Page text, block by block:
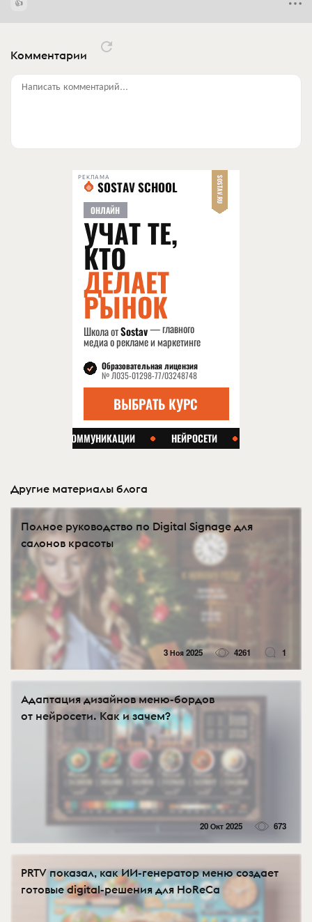
Комментарии
Написать комментарий...
РЕКЛАМА
Другие материалы блога
Полное руководство по Digital Signage для
салонов красоты
3 Ноя 2025 4261 1
Адаптация дизайнов меню-бордов
от нейросети. Как и зачем?
20 Окт 2025 673
PRTV показал, как ИИ-генератор меню создает
готовые digital-решения для HoReCa